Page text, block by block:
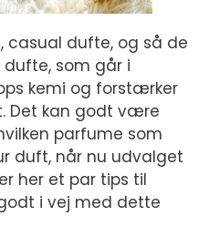
casual dufte, og så de
som går i
kemi og forstærker
Det kan godt være
parfume som
duft, når nu udvalget
her et par tips til
i vej med dette